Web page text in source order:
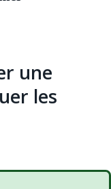
une
les